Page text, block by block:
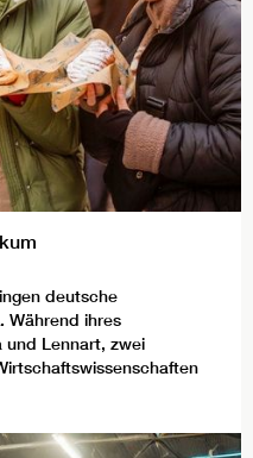
deutsche
Während ihres
und Lennart, zwei